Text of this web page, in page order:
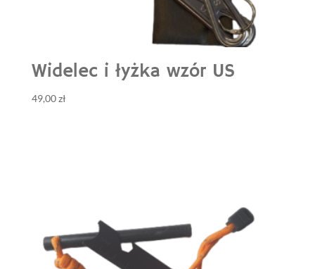
Widelec i łyżka wzór US
49,00zł